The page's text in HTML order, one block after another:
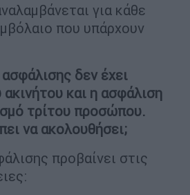
για κάθε
που υπάρχουν
δεν έχει
και η ασφάλιση
τρίτου προσώπου.
να ακολουθήσει;
προβαίνει στις